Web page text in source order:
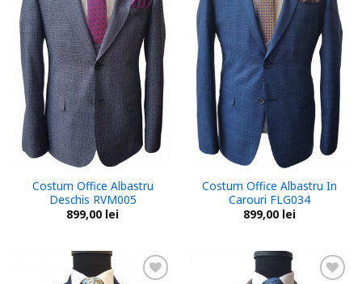
Costum Office Albastru
Deschis RVM005
899,00 lei
Costum Office Albastru In
Carouri FLG034
899,00 lei